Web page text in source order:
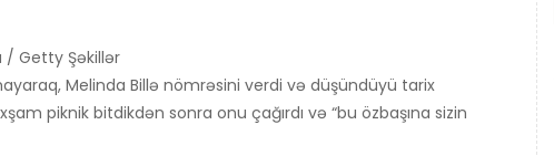
/ Getty Şəkillər
Melinda Billə nömrəsini verdi və düşündüyü tarix
piknik bitdikdən sonra onu çağırdı və “bu özbaşına sizin